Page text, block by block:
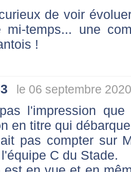
de voir
mi-temps... une
!
le 06 septembre
l'impression
en titre qui
pas compter sur
C du Stade.